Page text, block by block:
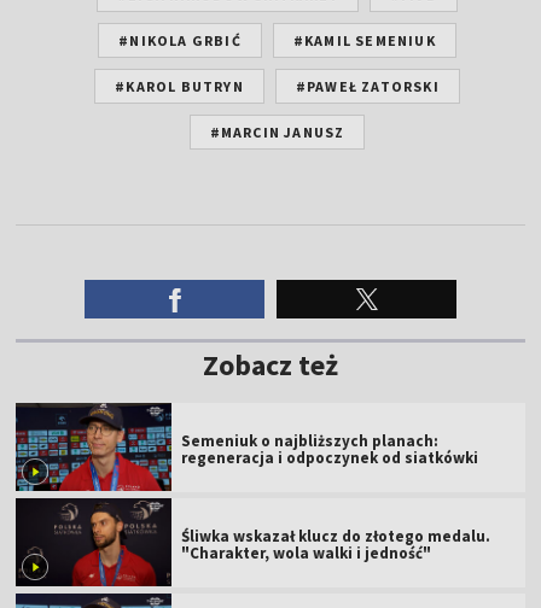
#NIKOLA GRBIĆ #KAMIL SEMENIUK
#KAROL BUTRYN #PAWEŁ ZATORSKI
#MARCIN JANUSZ
Zobacz też
Semeniuk o najbliższych planach:
regeneracja i odpoczynek od siatkówki
Śliwka wskazał klucz do złotego medalu.
"Charakter, wola walki i jedność"